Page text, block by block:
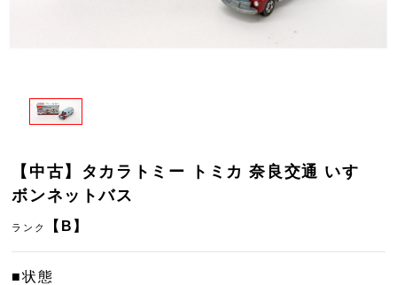
【中古】タカラトミー トミカ 奈良交通 いすゞ
ボンネットバス
ランク 【B】
■状態